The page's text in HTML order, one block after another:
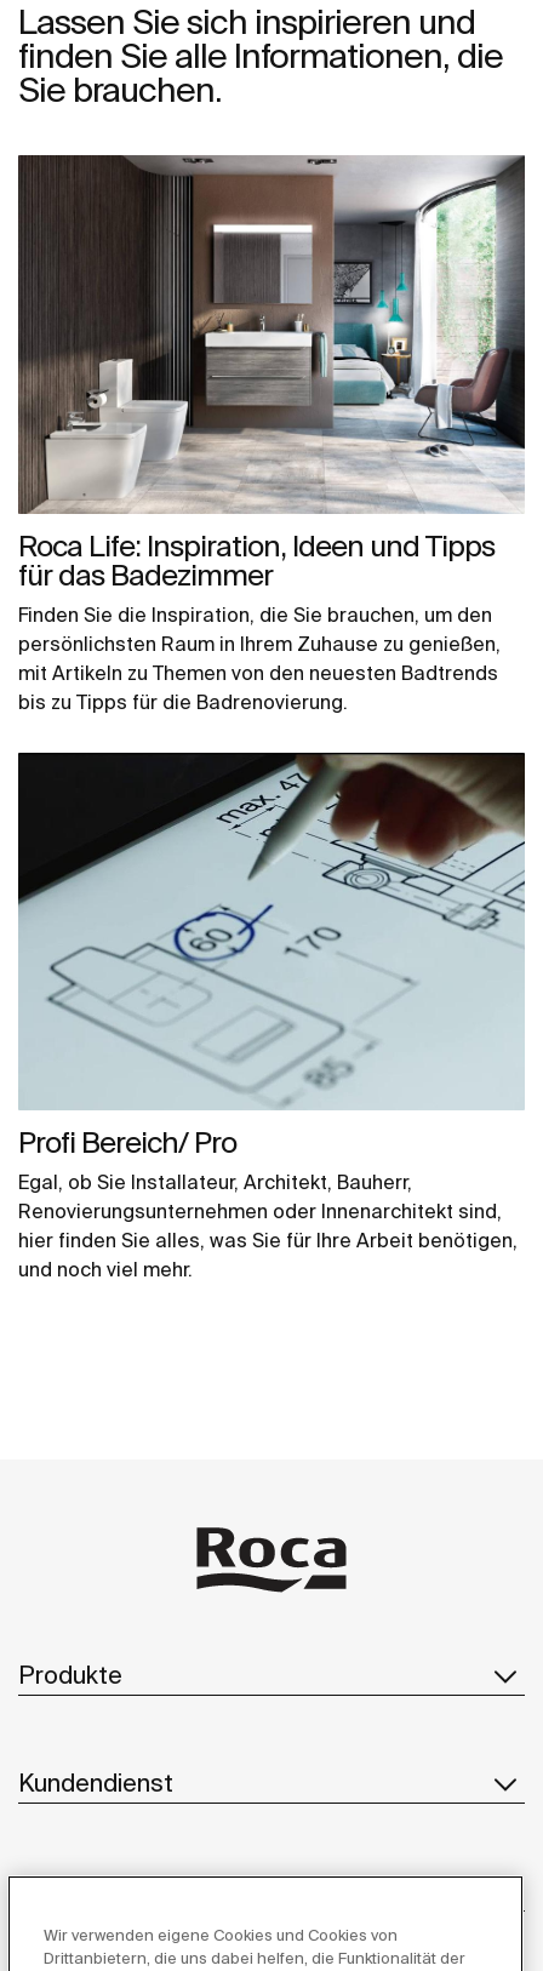
Lassen Sie sich inspirieren und
finden Sie alle Informationen, die
Sie brauchen.
Roca Life: Inspiration, Ideen und Tipps
für das Badezimmer
Finden Sie die Inspiration, die Sie brauchen, um den
persönlichsten Raum in Ihrem Zuhause zu genießen,
mit Artikeln zu Themen von den neuesten Badtrends
bis zu Tipps für die Badrenovierung.
Profi Bereich/ Pro
Egal, ob Sie Installateur, Architekt, Bauherr,
Renovierungsunternehmen oder Innenarchitekt sind,
hier finden Sie alles, was Sie für Ihre Arbeit benötigen,
und noch viel mehr.
Produkte
Kundendienst
Wir verwenden eigene Cookies und Cookies von
Drittanbietern, die uns dabei helfen, die Funktionalität der